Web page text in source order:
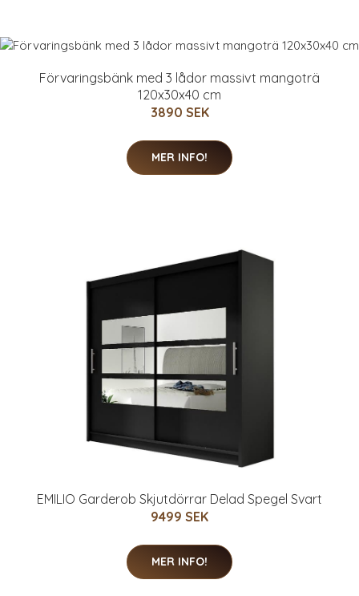
Förvaringsbänk med 3 lådor massivt mangoträ
120x30x40 cm
3890 SEK
MER INFO!
EMILIO Garderob Skjutdörrar Delad Spegel Svart
9499 SEK
MER INFO!